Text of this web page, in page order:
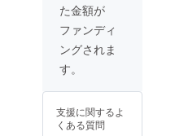
た金額が
ファンディ
ングされま
す。
支援に関するよ
くある質問